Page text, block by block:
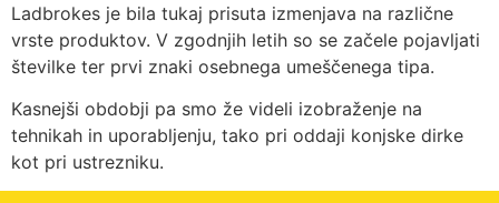
Ladbrokes je bila tukaj prisuta izmenjava na različne
vrste produktov. V zgodnjih letih so se začele pojavljati
številke ter prvi znaki osebnega umeščenega tipa.
Kasnejši obdobji pa smo že videli izobraženje na
tehnikah in uporabljenju, tako pri oddaji konjske dirke
kot pri ustrezniku.